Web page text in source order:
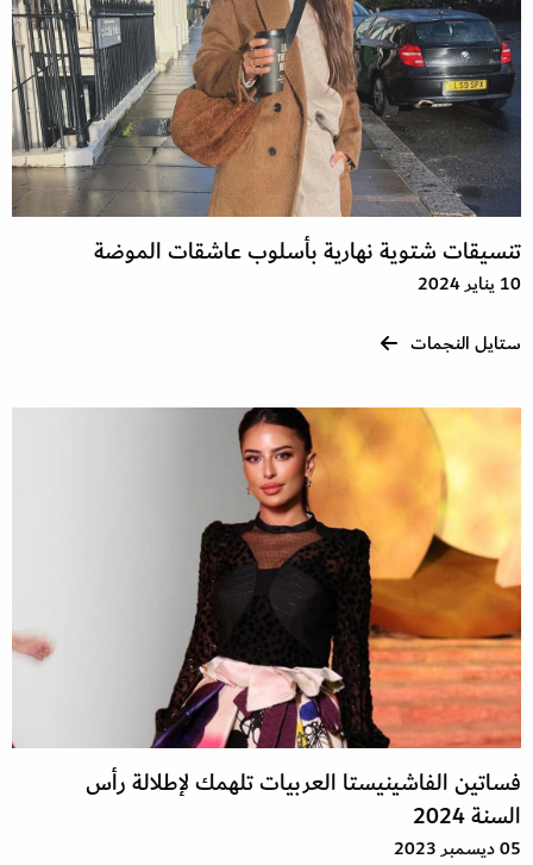
تنسيقات شتوية نهارية بأسلوب عاشقات الموضة
10 يناير 2024
ستايل النجمات
فساتين الفاشينيستا العربيات تلهمك لإطلالة رأس
السنة 2024
05 ديسمبر 2023